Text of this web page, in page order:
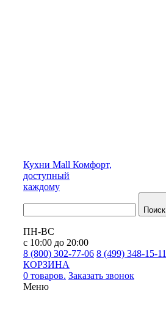
Кухни Mall Комфорт,
доступный
каждому
Поиск
ПН-ВС
с 10:00 до 20:00
8 (800) 302-77-06 8 (499) 348-15-11
КОРЗИНА
0 товаров. Заказать звонок
Меню